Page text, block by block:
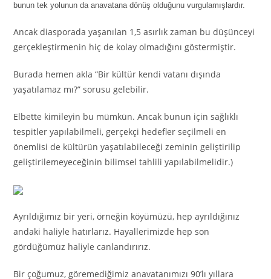
bunun tek yolunun da anavatana dönüş olduğunu vurgulamışlardır.
Ancak diasporada yaşanılan 1,5 asırlık zaman bu düşünceyi
gerçekleştirmenin hiç de kolay olmadığını göstermiştir.
Burada hemen akla “Bir kültür kendi vatanı dışında
yaşatılamaz mı?” sorusu gelebilir.
Elbette kimileyin bu mümkün. Ancak bunun için sağlıklı
tespitler yapılabilmeli, gerçekçi hedefler seçilmeli en
önemlisi de kültürün yaşatılabileceği zeminin geliştirilip
geliştirilemeyeceğinin bilimsel tahlili yapılabilmelidir.)
Ayrıldığımız bir yeri, örneğin köyümüzü, hep ayrıldığınız
andaki haliyle hatırlarız. Hayallerimizde hep son
gördüğümüz haliyle canlandırırız.
Bir çoğumuz, göremediğimiz anavatanımızı 90’lı yıllara